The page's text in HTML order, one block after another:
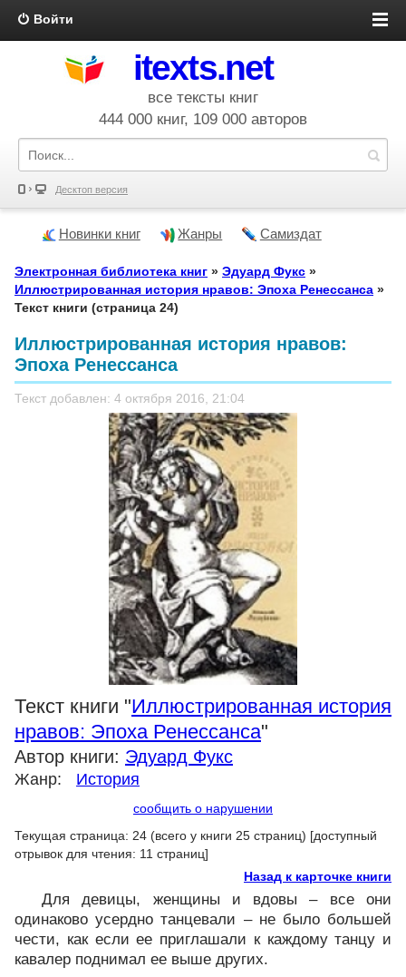
Войти
itexts.net
все тексты книг
444 000 книг, 109 000 авторов
Десктоп версия
Новинки книг Жанры Самиздат
Электронная библиотека книг » Эдуард Фукс »
Иллюстрированная история нравов: Эпоха Ренессанса »
Текст книги (страница 24)
Иллюстрированная история нравов:
Эпоха Ренессанса
Текст добавлен: 4 октября 2016, 21:04
Текст книги "Иллюстрированная история
нравов: Эпоха Ренессанса"
Автор книги: Эдуард Фукс
Жанр: История
сообщить о нарушении
Текущая страница: 24 (всего у книги 25 страниц) [доступный
отрывок для чтения: 11 страниц]
Назад к карточке книги
Для девицы, женщины и вдовы – все они
одинаково усердно танцевали – не было большей
чести, как если ее приглашали к каждому танцу и
кавалер поднимал ее выше других.